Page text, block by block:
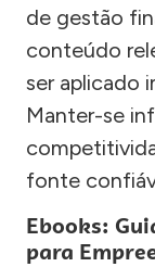
de gestão
conteúdo
ser aplicado
Manter-se
fonte
Ebooks:
para